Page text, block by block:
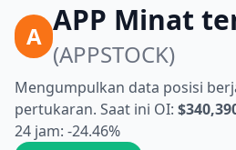
A APP Minat
(APPSTOCK)
Mengumpulkan data posisi
pertukaran. Saat ini OI:
24 jam: -24.46%